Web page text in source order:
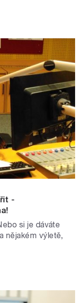
-
si je dáváte
nějakém výletě,